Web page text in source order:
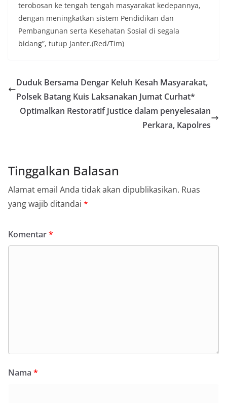
terobosan ke tengah tengah masyarakat kedepannya,
dengan meningkatkan sistem Pendidikan dan
Pembangunan serta Kesehatan Sosial di segala
bidang”, tutup Janter.(Red/Tim)
Duduk Bersama Dengar Keluh Kesah Masyarakat,
Polsek Batang Kuis Laksanakan Jumat Curhat*
Optimalkan Restoratif Justice dalam penyelesaian
Perkara, Kapolres
Tinggalkan Balasan
Alamat email Anda tidak akan dipublikasikan. Ruas
yang wajib ditandai *
Komentar*
Nama *